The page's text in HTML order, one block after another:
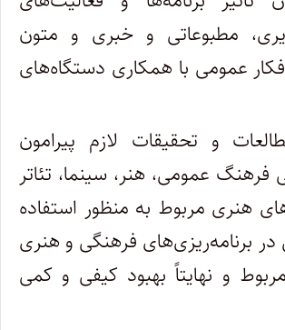
مطبوعاتی و خبری و متون
عمومی با همکاری دستگاه‌های
و تحقیقات لازم پیرامون
فرهنگ عمومی، هنر، سینما، تئاتر
هنری مربوط به منظور استفاده
در برنامه‌ریزی‌های فرهنگی و هنری
و نهایتاً بهبود کیفی و کمی